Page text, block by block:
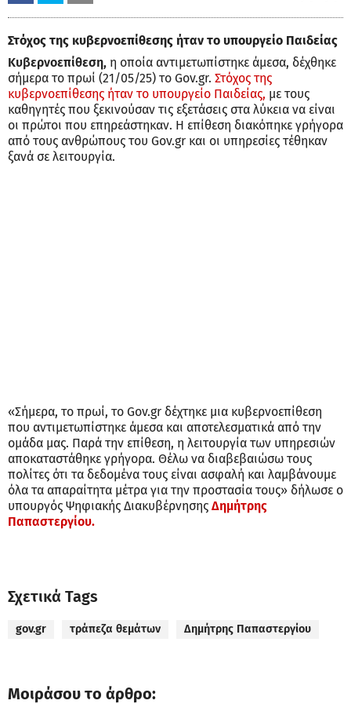
Στόχος της κυβερνοεπίθεσης ήταν το υπουργείο Παιδείας
Κυβερνοεπίθεση, η οποία αντιμετωπίστηκε άμεσα, δέχθηκε
σήμερα το πρωί (21/05/25) το Gov.gr. Στόχος της
κυβερνοεπίθεσης ήταν το υπουργείο Παιδείας, με τους
καθηγητές που ξεκινούσαν τις εξετάσεις στα λύκεια να είναι
οι πρώτοι που επηρεάστηκαν. Η επίθεση διακόπηκε γρήγορα
από τους ανθρώπους του Gov.gr και οι υπηρεσίες τέθηκαν
ξανά σε λειτουργία.
«Σήμερα, το πρωί, το Gov.gr δέχτηκε μια κυβερνοεπίθεση
που αντιμετωπίστηκε άμεσα και αποτελεσματικά από την
ομάδα μας. Παρά την επίθεση, η λειτουργία των υπηρεσιών
αποκαταστάθηκε γρήγορα. Θέλω να διαβεβαιώσω τους
πολίτες ότι τα δεδομένα τους είναι ασφαλή και λαμβάνουμε
όλα τα απαραίτητα μέτρα για την προστασία τους» δήλωσε ο
υπουργός Ψηφιακής Διακυβέρνησης Δημήτρης
Παπαστεργίου.
Σχετικά Tags
gov.gr τράπεζα θεμάτων Δημήτρης Παπαστεργίου
Μοιράσου το άρθρο: